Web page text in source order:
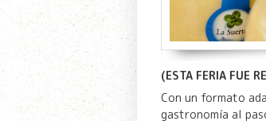
(ESTA FERIA FUE
Con un formato
gastronomía al